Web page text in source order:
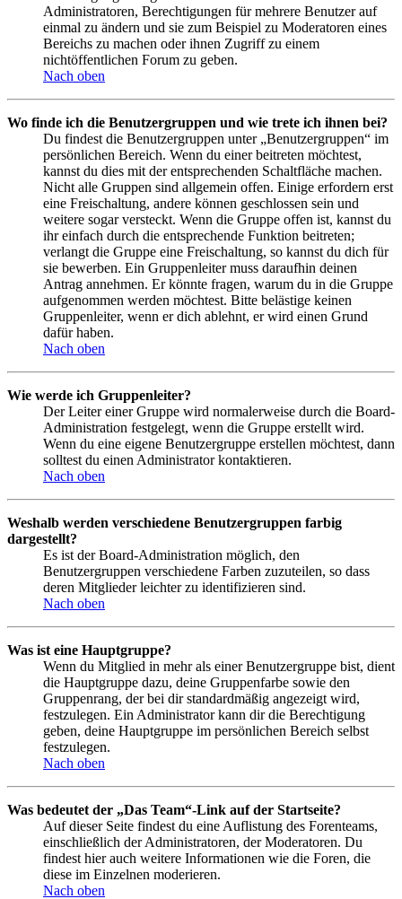
Administratoren, Berechtigungen für mehrere Benutzer auf
einmal zu ändern und sie zum Beispiel zu Moderatoren eines
Bereichs zu machen oder ihnen Zugriff zu einem
nichtöffentlichen Forum zu geben.
Nach oben
Wo finde ich die Benutzergruppen und wie trete ich ihnen bei?
Du findest die Benutzergruppen unter „Benutzergruppen“ im
persönlichen Bereich. Wenn du einer beitreten möchtest,
kannst du dies mit der entsprechenden Schaltfläche machen.
Nicht alle Gruppen sind allgemein offen. Einige erfordern erst
eine Freischaltung, andere können geschlossen sein und
weitere sogar versteckt. Wenn die Gruppe offen ist, kannst du
ihr einfach durch die entsprechende Funktion beitreten;
verlangt die Gruppe eine Freischaltung, so kannst du dich für
sie bewerben. Ein Gruppenleiter muss daraufhin deinen
Antrag annehmen. Er könnte fragen, warum du in die Gruppe
aufgenommen werden möchtest. Bitte belästige keinen
Gruppenleiter, wenn er dich ablehnt, er wird einen Grund
dafür haben.
Nach oben
Wie werde ich Gruppenleiter?
Der Leiter einer Gruppe wird normalerweise durch die Board-
Administration festgelegt, wenn die Gruppe erstellt wird.
Wenn du eine eigene Benutzergruppe erstellen möchtest, dann
solltest du einen Administrator kontaktieren.
Nach oben
Weshalb werden verschiedene Benutzergruppen farbig
dargestellt?
Es ist der Board-Administration möglich, den
Benutzergruppen verschiedene Farben zuzuteilen, so dass
deren Mitglieder leichter zu identifizieren sind.
Nach oben
Was ist eine Hauptgruppe?
Wenn du Mitglied in mehr als einer Benutzergruppe bist, dient
die Hauptgruppe dazu, deine Gruppenfarbe sowie den
Gruppenrang, der bei dir standardmäßig angezeigt wird,
festzulegen. Ein Administrator kann dir die Berechtigung
geben, deine Hauptgruppe im persönlichen Bereich selbst
festzulegen.
Nach oben
Was bedeutet der „Das Team“-Link auf der Startseite?
Auf dieser Seite findest du eine Auflistung des Forenteams,
einschließlich der Administratoren, der Moderatoren. Du
findest hier auch weitere Informationen wie die Foren, die
diese im Einzelnen moderieren.
Nach oben